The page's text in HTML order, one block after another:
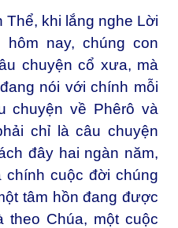
Thể, khi lắng nghe Lời
hôm nay, chúng con
chuyện cổ xưa, mà
nói với chính mỗi
chuyện về Phêrô và
chỉ là câu chuyện
đây hai ngàn năm,
chính cuộc đời chúng
tâm hồn đang được
Chúa, một cuộc